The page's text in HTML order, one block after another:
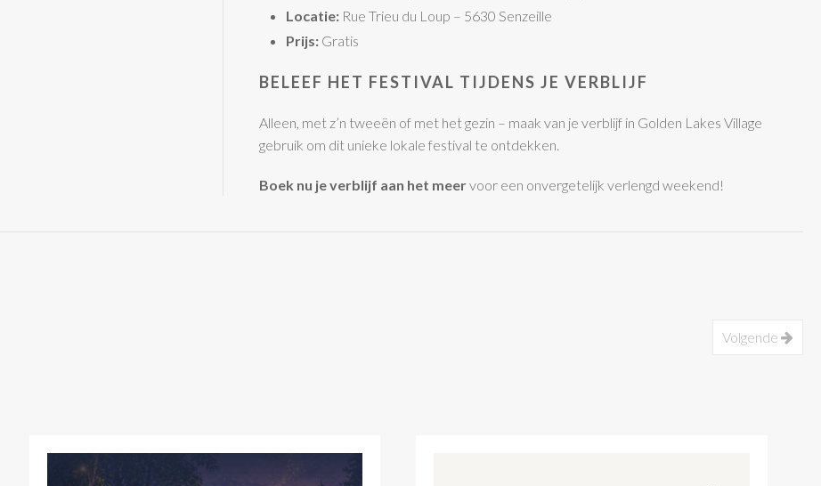
Locatie: Rue Trieu du Loup – 5630 Senzeille
Prijs: Gratis
BELEEF HET FESTIVAL TIJDENS JE VERBLIJF
Alleen, met z’n tweeën of met het gezin – maak van je verblijf in Golden Lakes Village
gebruik om dit unieke lokale festival te ontdekken.
Boek nu je verblijf aan het meervoor een onvergetelijk verlengd weekend!
Volgende